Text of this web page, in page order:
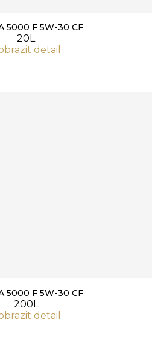
5000 F 5W-30 CF
20L
detail
5000 F 5W-30 CF
200L
detail